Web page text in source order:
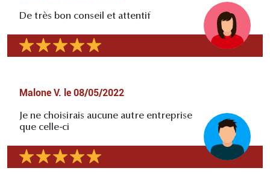
De très bon conseil et attentif
Malone V. le 08/05/2022
Je ne choisirais aucune autre entreprise
que celle-ci